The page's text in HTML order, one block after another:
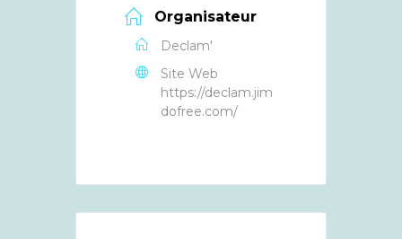
Organisateur
Declam'
Site Web
https://declam.jim
dofree.com/